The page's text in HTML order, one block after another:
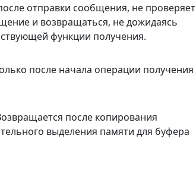
отправки сообщения, не проверяет
и возвращаться, не дожидаясь
функции получения.
после начала операции получения
после копирования
выделения памяти для буфера